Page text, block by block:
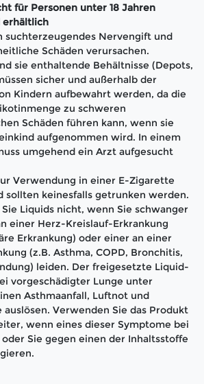
für Personen unter 18 Jahren
erhältlich
suchterzeugendes Nervengift und
Schäden verursachen.
sie enthaltende Behältnisse (Depots,
sicher und außerhalb der
Kindern aufbewahrt werden, da die
zu schweren
Schäden führen kann, wenn sie
aufgenommen wird. In einem
umgehend ein Arzt aufgesucht
Verwendung in einer E-Zigarette
sollten keinesfalls getrunken werden.
Liquids nicht, wenn Sie schwanger
einer Herz-Kreislauf-Erkrankung
Erkrankung) oder einer an einer
(z.B. Asthma, COPD, Bronchitis,
leiden. Der freigesetzte Liquid-
vorgeschädigter Lunge unter
Asthmaanfall, Luftnot und
auslösen. Verwenden Sie das Produkt
wenn eines dieser Symptome bei
Sie gegen einen der Inhaltsstoffe